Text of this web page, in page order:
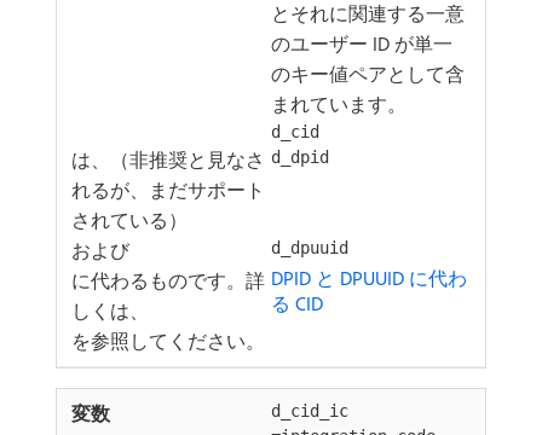
とそれに関連する一意
のユーザー ID が単一
のキー値ペアとして含
まれています。
d_cid
は、（非推奨と見なさ
れるが、まだサポート
されている）
d_dpid
および d_dpuuid
に代わるものです。詳
しくは、
DPID と DPUUID に代わ
る CID
を参照してください。
d_cid_ic